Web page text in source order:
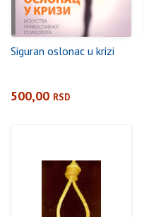
Siguran oslonac u krizi
500,00 RSD